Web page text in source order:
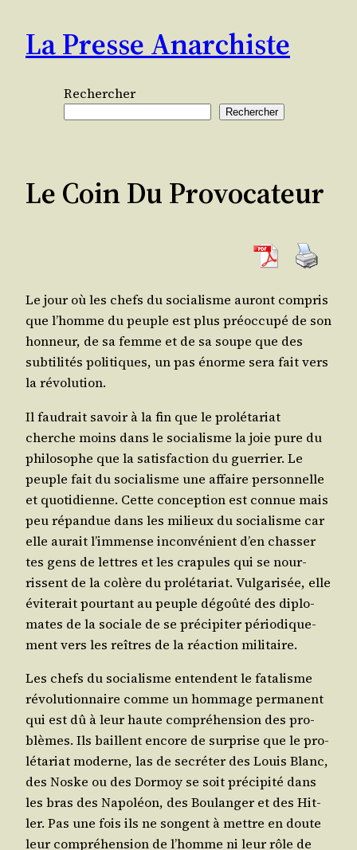
contenu
La Presse Anarchiste
Rechercher
Rechercher
Le Coin Du Provocateur
Le jour où les chefs du socia­lisme auront com­pris
que l’homme du peuple est plus pré­oc­cu­pé de son
hon­neur, de sa femme et de sa soupe que des
sub­ti­li­tés poli­tiques, un pas énorme sera fait vers
la révolution.
Il fau­drait savoir à la fin que le pro­lé­ta­riat
cherche moins dans le socia­lisme la joie pure du
phi­lo­sophe que la satis­fac­tion du guer­rier. Le
peuple fait du socia­lisme une affaire per­son­nelle
et quo­ti­dienne. Cette concep­tion est connue mais
peu répan­due dans les milieux du socia­lisme car
elle aurait l’im­mense incon­vé­nient d’en chas­ser
tes gens de lettres et les cra­pules qui se nour­
rissent de la colère du pro­lé­ta­riat. Vul­ga­ri­sée, elle
évi­te­rait pour­tant au peuple dégoû­té des diplo­
mates de la sociale de se pré­ci­pi­ter pério­di­que­
ment vers les reîtres de la réac­tion militaire.
Les chefs du socia­lisme entendent le fata­lisme
révo­lu­tion­naire comme un hom­mage per­ma­nent
qui est dû à leur haute com­pré­hen­sion des pro­
blèmes. Ils baillent encore de sur­prise que le pro­
lé­ta­riat moderne, las de secré­ter des Louis Blanc,
des Noske ou des Dor­moy se soit pré­ci­pi­té dans
les bras des Napo­léon, des Bou­lan­ger et des Hit­
ler. Pas une fois ils ne songent à mettre en doute
leur com­pré­hen­sion de l’homme ni leur rôle de